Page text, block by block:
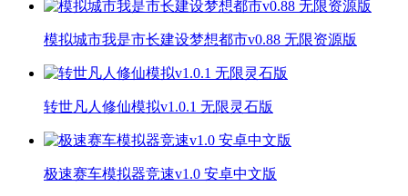
模拟城市我是市长建设梦想都市v0.88 无限资源版
转世凡人修仙模拟v1.0.1 无限灵石版
极速赛车模拟器竞速v1.0 安卓中文版